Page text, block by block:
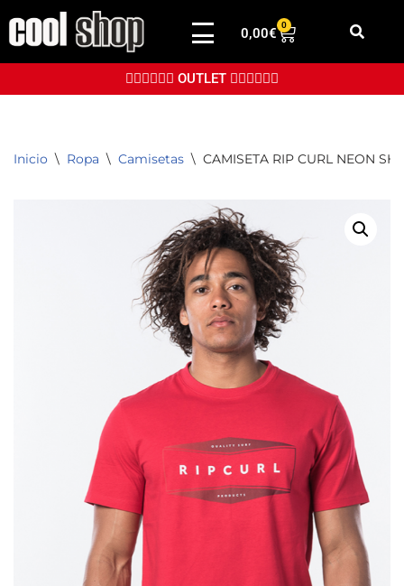
Saltar
contenido
0,00€
0
👉🏼👉🏼👉🏼 OUTLET 👈🏼👈🏼👈🏼
Inicio \ Ropa \ Camisetas \ CAMISETA RIP CURL NEON